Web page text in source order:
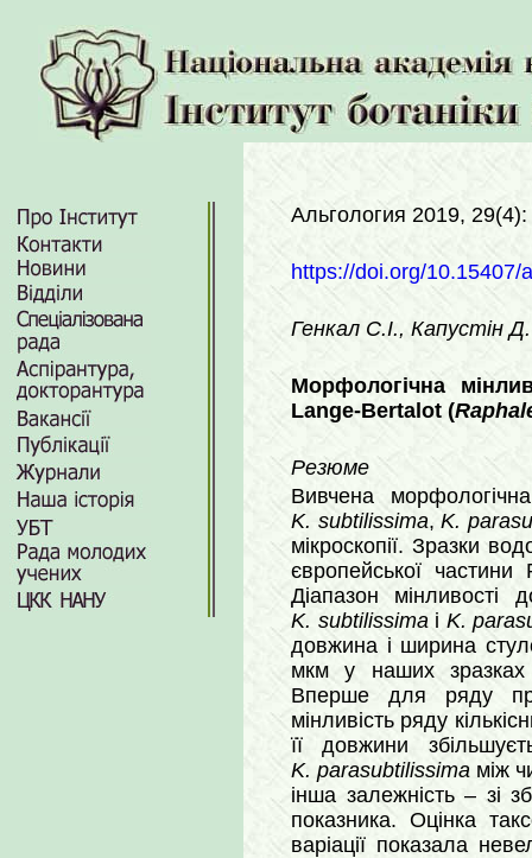
Альгология 2019,
https://doi.org/10.15407/
Генкал С.І., Капустін
Морфологічна
Lange-Bertalot (
Резюме
Вивчена
K. subtilissima,K.
мікроскопії. Зразки
європейської
Діапазон
K. subtilissimaі K.
довжина і ширина
мкм у наших зразках
Вперше для ряду
мінливість ряду
її довжини
K. parasubtilissima між
інша залежність – зі
показника. Оцінка
варіації показала